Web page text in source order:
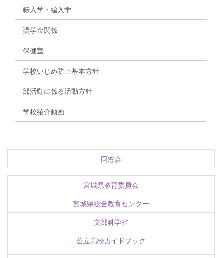
転入学・編入学
奨学金関係
保健室
学校いじめ防止基本方針
部活動に係る活動方針
学校紹介動画
同窓会
宮城県教育委員会
宮城県総合教育センター
文部科学省
公立高校ガイドブック